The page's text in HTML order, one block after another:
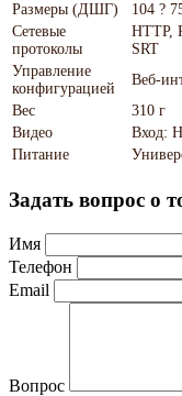
Размеры (ДШГ)
104 ?
Сетевые
протоколы
HTTP,
SRT
Управление
конфигурацией
Веб-
Вес
310 г
Видео
Вход:
Питание
Задать вопрос о
Имя
Телефон
Email
Вопрос